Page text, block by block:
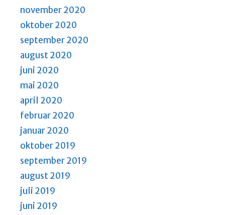
november 2020
oktober 2020
september 2020
august 2020
juni 2020
mai 2020
april 2020
februar 2020
januar 2020
oktober 2019
september 2019
august 2019
juli 2019
juni 2019